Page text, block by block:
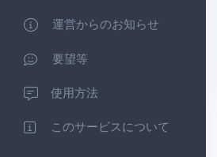
運営からのお知らせ
要望等
使用方法
このサービスについて